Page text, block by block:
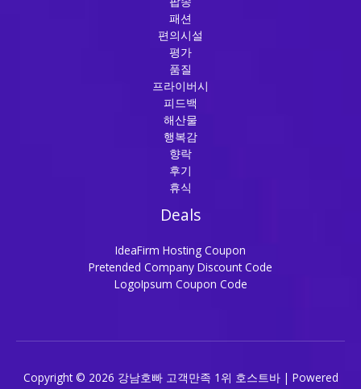
패션
편의시설
평가
품질
프라이버시
피드백
해산물
행복감
향락
후기
휴식
Deals
IdeaFirm Hosting Coupon
Pretended Company Discount Code
LogoIpsum Coupon Code
Copyright © 2026 강남호빠 고객만족 1위 호스트바 | Powered